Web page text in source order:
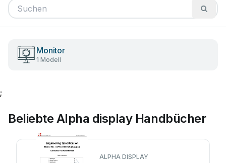
Monitor
1 Modell
;
Beliebte Alpha display Handbücher
ALPHA DISPLAY